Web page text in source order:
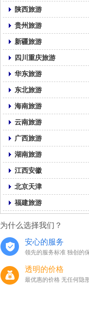
陕西旅游
贵州旅游
新疆旅游
四川重庆旅游
华东旅游
东北旅游
海南旅游
云南旅游
广西旅游
湖南旅游
江西安徽
北京天津
福建旅游
为什么选择我们？
安心的服务
领先的服务标准 独创的
透明的价格
最优惠的价格 无任何隐